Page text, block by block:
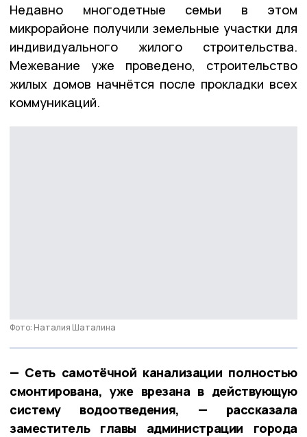
Недавно многодетные семьи в этом
микрорайоне получили земельные участки для
индивидуального жилого строительства.
Межевание уже проведено, строительство
жилых домов начнётся после прокладки всех
коммуникаций.
Фото: Наталия Шаталина
— Сеть самотёчной канализации полностью
смонтирована, уже врезана в действующую
систему водоотведения, — рассказала
заместитель главы администрации города